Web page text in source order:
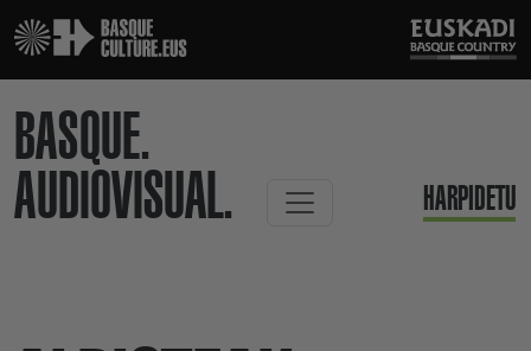
BASQUE.
AUDIOVISUAL.
HARPIDETU